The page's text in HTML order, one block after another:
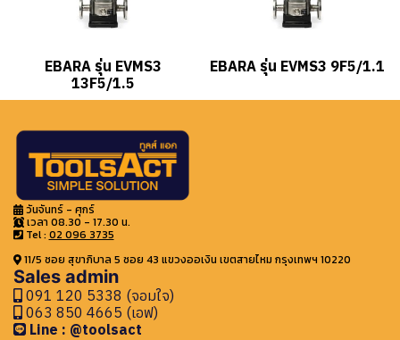
EBARA รุ่น EVMS3
13F5/1.5
EBARA รุ่น EVMS3 9F5/1.1
วันจันทร์ - ศุกร์
เวลา 08.30 - 17.30 น.
Tel : 02 096 3735
11/5 ซอย สุขาภิบาล 5 ซอย 43 แขวงออเงิน เขตสายไหม กรุงเทพฯ 10220
Sales admin
091 120 5338 (จอมใจ)
063 850 4665 (เอฟ)
Line : @toolsact